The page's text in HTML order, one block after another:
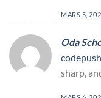
MARS 5,
Oda
sharp,